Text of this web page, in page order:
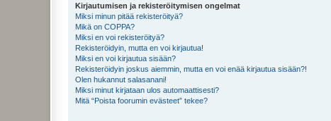
Kirjautumisen ja rekisteröitymisen ongelmat
Miksi minun pitää rekisteröityä?
Mikä on COPPA?
Miksi en voi rekisteröityä?
Rekisteröidyin, mutta en voi kirjautua!
Miksi en voi kirjautua sisään?
Rekisteröidyin joskus aiemmin, mutta en voi enää kirjautua sisään?!
Olen hukannut salasanani!
Miksi minut kirjataan ulos automaattisesti?
Mitä “Poista foorumin evästeet” tekee?